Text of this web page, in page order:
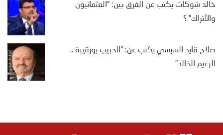
خالد شوكات يكتب عن الفرق بين: “العثمانيون
والأتراك” ؟
صلاح قايد السبسي يكتب عن: “الحبيب بورقيبة ..
الزعيم الخالد”